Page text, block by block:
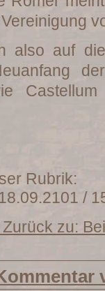
also auf
Rubrik:
18.09.2101 /
Zurück zu: